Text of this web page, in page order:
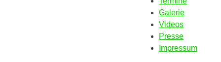
Galerie
Videos
Presse
Impressum